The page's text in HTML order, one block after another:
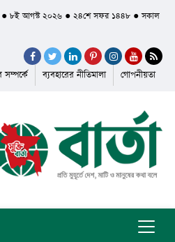
● ৮ই আগস্ট ২০২৬ ● ২৪শে সফর ১৪৪৮ ● সকাল
ব্যবহারের নীতিমালা গোপনীয়তা